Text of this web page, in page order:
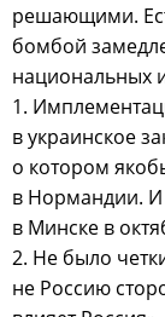
решающими.
бомбой
национальных
1.
в украинское
о котором
в Нормандии. И
в Минске в
2. Не было
не Россию